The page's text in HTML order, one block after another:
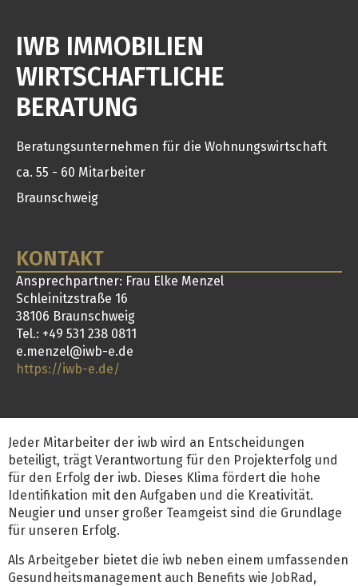
IWB IMMOBILIEN
WIRTSCHAFTLICHE
BERATUNG
Beratungsunternehmen für die Wohnungswirtschaft
ca. 55 - 60 Mitarbeiter
Braunschweig
KONTAKT
Ansprechpartner: Frau Elke Menzel
Schleinitzstraße 16
38106 Braunschweig
Tel.: +49 531 238 0811
e.menzel@iwb-e.de
https://iwb-e.de/
Jeder Mitarbeiter der iwb wird an Entscheidungen
beteiligt, trägt Verantwortung für den Projekterfolg und
für den Erfolg der iwb. Dieses Klima fördert die hohe
Identifikation mit den Aufgaben und die Kreativität.
Neugier und unser großer Teamgeist sind die Grundlage
für unseren Erfolg.
Als Arbeitgeber bietet die iwb neben einem umfassenden
Gesundheitsmanagement auch Benefits wie JobRad,